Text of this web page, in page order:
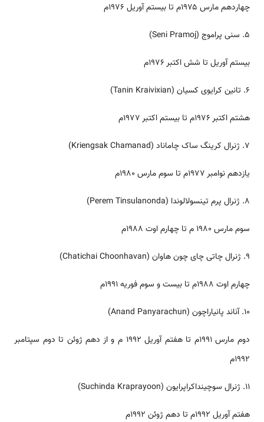
چهاردهم مارس ۱۹۷۵م تا بیستم آوریل ۱۹۷۶م
۵. سنی پراموج (Seni Pramoj)
بیستم آوریل تا شش اکتبر ۱۹۷۶م
۶. تانین کرایوی کسیان (Tanin Kraivixian)
هشتم اکتبر ۱۹۷۶م تا بیستم اکتبر ۱۹۷۷م
۷. ژنرال کرینگ ساک چاماناد (Kriengsak Chamanad)
یازدهم نوامبر ۱۹۷۷م تا سوم مارس ۱۹۸۰م
۸. ژنرال پرم تینسولالوندا (Perem Tinsulanonda)
سوم مارس ۱۹۸۰ م تا چهارم اوت ۱۹۸۸م
۹. ژنرال چاتی چای چون هاوان (Chatichai Choonhavan)
چهارم اوت ۱۹۸۸م تا بیست و سوم فوریه ۱۹۹۱م
۱۰. آناند پانیاراچون (Anand Panyarachun)
دوم مارس ۱۹۹۱م تا هفتم آوریل ۱۹۹۲ م و از دهم ژوئن تا دوم سپتامبر
۱۹۹۲م
۱۱. ژنرال سوچینداکراپرایون (Suchinda Kraprayoon)
هفتم آوریل ۱۹۹۲م تا دهم ژوئن ۱۹۹۲م